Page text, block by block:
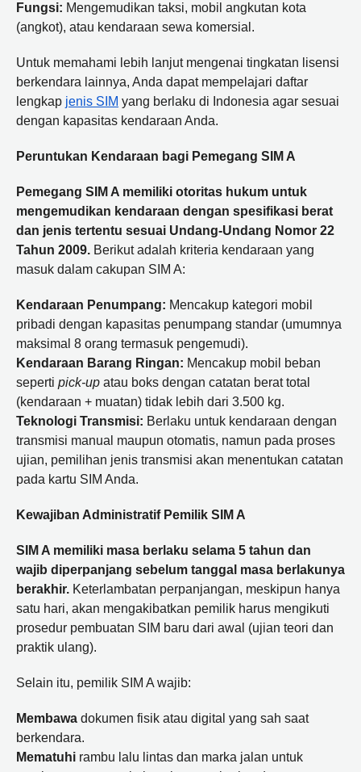
Fungsi: Mengemudikan taksi, mobil angkutan kota
(angkot), atau kendaraan sewa komersial.
Untuk memahami lebih lanjut mengenai tingkatan lisensi
berkendara lainnya, Anda dapat mempelajari daftar
lengkap jenis SIM yang berlaku di Indonesia agar sesuai
dengan kapasitas kendaraan Anda.
Peruntukan Kendaraan bagi Pemegang SIM A
Pemegang SIM A memiliki otoritas hukum untuk
mengemudikan kendaraan dengan spesifikasi berat
dan jenis tertentu sesuai Undang-Undang Nomor 22
Tahun 2009. Berikut adalah kriteria kendaraan yang
masuk dalam cakupan SIM A:
Kendaraan Penumpang: Mencakup kategori mobil
pribadi dengan kapasitas penumpang standar (umumnya
maksimal 8 orang termasuk pengemudi).
Kendaraan Barang Ringan: Mencakup mobil beban
seperti pick-up atau boks dengan catatan berat total
(kendaraan + muatan) tidak lebih dari 3.500 kg.
Teknologi Transmisi: Berlaku untuk kendaraan dengan
transmisi manual maupun otomatis, namun pada proses
ujian, pemilihan jenis transmisi akan menentukan catatan
pada kartu SIM Anda.
Kewajiban Administratif Pemilik SIM A
SIM A memiliki masa berlaku selama 5 tahun dan
wajib diperpanjang sebelum tanggal masa berlakunya
berakhir. Keterlambatan perpanjangan, meskipun hanya
satu hari, akan mengakibatkan pemilik harus mengikuti
prosedur pembuatan SIM baru dari awal (ujian teori dan
praktik ulang).
Selain itu, pemilik SIM A wajib:
Membawa dokumen fisik atau digital yang sah saat
berkendara.
Mematuhi rambu lalu lintas dan marka jalan untuk